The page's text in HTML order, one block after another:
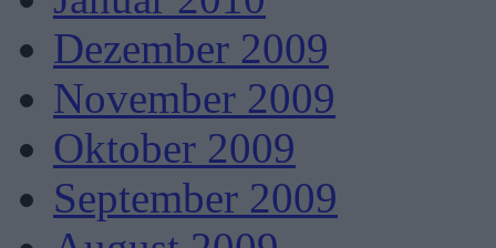
Dezember 2009
November 2009
Oktober 2009
September 2009